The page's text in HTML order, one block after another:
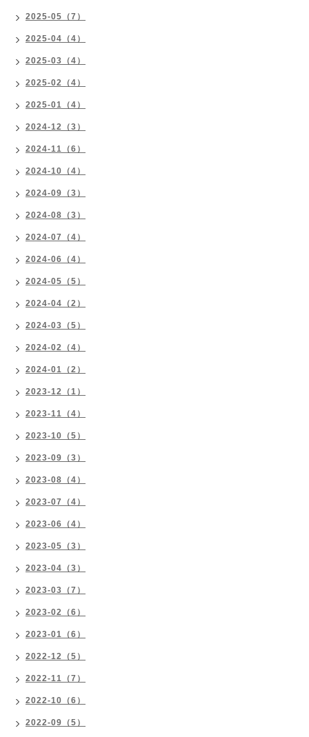
2025-05（7）
2025-04（4）
2025-03（4）
2025-02（4）
2025-01（4）
2024-12（3）
2024-11（6）
2024-10（4）
2024-09（3）
2024-08（3）
2024-07（4）
2024-06（4）
2024-05（5）
2024-04（2）
2024-03（5）
2024-02（4）
2024-01（2）
2023-12（1）
2023-11（4）
2023-10（5）
2023-09（3）
2023-08（4）
2023-07（4）
2023-06（4）
2023-05（3）
2023-04（3）
2023-03（7）
2023-02（6）
2023-01（6）
2022-12（5）
2022-11（7）
2022-10（6）
2022-09（5）